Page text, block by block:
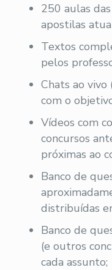
250 aulas
apostilas
Textos
pelos
Chats ao vivo
com o
Vídeos com
concursos
próximas ao
Banco de
distribuídas
Banco de
(e outros
cada assunto;